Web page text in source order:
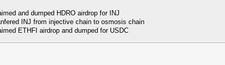
and dumped HDRO airdrop for INJ
INJ from injective chain to osmosis chain
ETHFI airdrop and dumped for USDC